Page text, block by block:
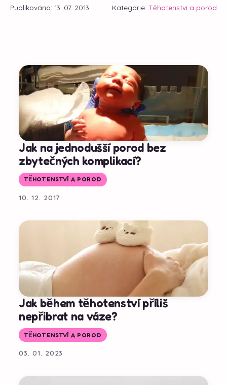
Publikováno: 13. 07. 2013 Kategorie: Těhotenství a porod
Jak na jednodušší porod bez
zbytečných komplikací?
TĚHOTENSTVÍ A POROD
10. 12. 2017
Jak během těhotenství příliš
nepřibrat na váze?
TĚHOTENSTVÍ A POROD
03. 01. 2023